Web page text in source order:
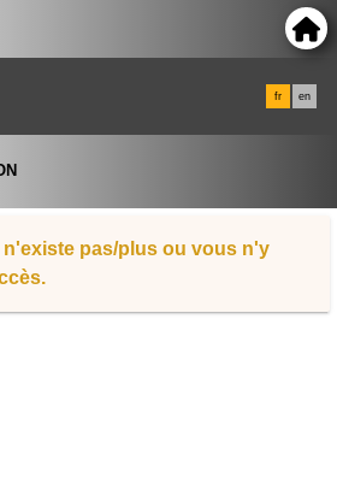
fr en
n'existe pas/plus ou vous n'y